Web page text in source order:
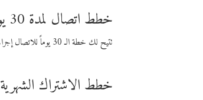
خطط اتصال لمدة 30 يومًا
تتيح لك خطة الـ 30 يوماً للاتصال إجراء مكالمات دولية إلى الوجهة التي تختارها لمدة 30 يوماً بأسعار فايبر المنخفضة.
خطط الاشتراك الشهرية